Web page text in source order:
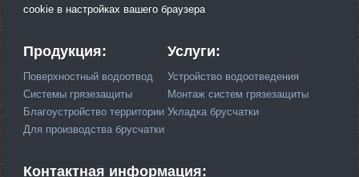
cookie в настройках вашего браузера
Продукция:
Поверхностный водоотвод
Системы грязезащиты
Благоустройство территории
Для производства брусчатки
Услуги:
Устройство водоотведения
Монтаж систем грязезащиты
Укладка брусчатки
Контактная информация: